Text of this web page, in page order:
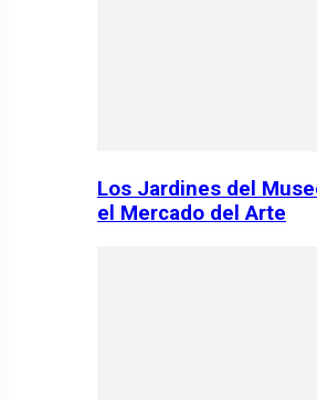
Los Jardines del
el Mercado del Arte